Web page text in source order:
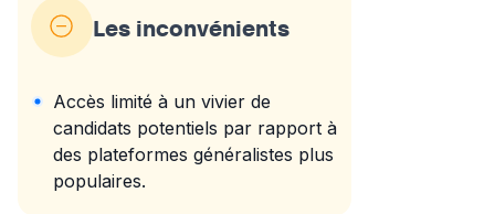
Les inconvénients
Accès limité à un vivier de
candidats potentiels par rapport à
des plateformes généralistes plus
populaires.